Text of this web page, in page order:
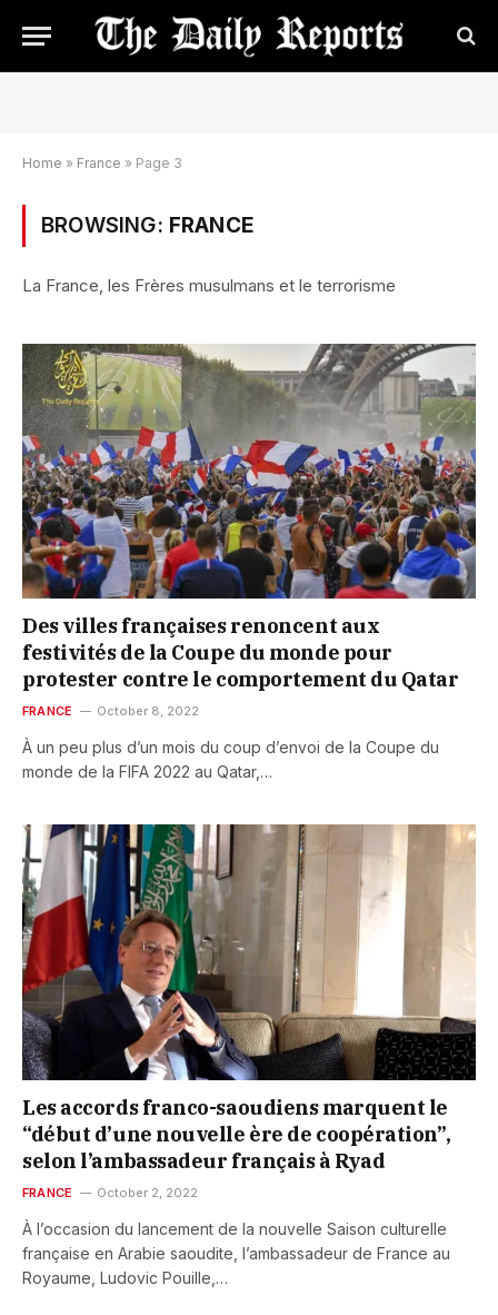
Home » France » Page 3
BROWSING: FRANCE
La France, les Frères musulmans et le terrorisme
Des villes françaises renoncent aux
festivités de la Coupe du monde pour
protester contre le comportement du Qatar
FRANCE October 8, 2022
À un peu plus d’un mois du coup d’envoi de la Coupe du
monde de la FIFA 2022 au Qatar,…
Les accords franco-saoudiens marquent le
“début d’une nouvelle ère de coopération”,
selon l’ambassadeur français à Ryad
FRANCE October 2, 2022
À l’occasion du lancement de la nouvelle Saison culturelle
française en Arabie saoudite, l’ambassadeur de France au
Royaume, Ludovic Pouille,…